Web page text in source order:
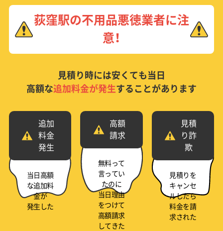
荻窪駅の不用品悪徳業者に注
意！
見積り時には安くても当日
高額な追加料金が発生することがあります
追加
料金
発生
当日高額
な追加料
金が
発生した
高額
請求
無料って
言ってい
たのに
当日理由
をつけて
高額請求
してきた
見積
り詐
欺
見積りを
キャンセ
ルしたら
料金を請
求された